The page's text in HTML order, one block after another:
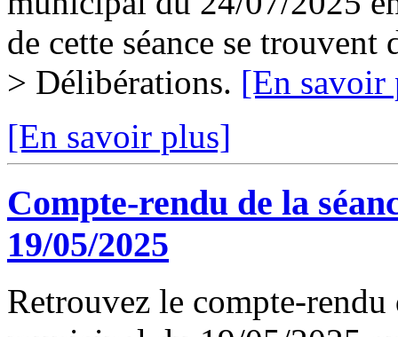
de cette séance se
> Délibérations. [En savoir
[En savoir plus]
Compte-rendu de la
19/05/2025
Retrouvez le compte-rendu